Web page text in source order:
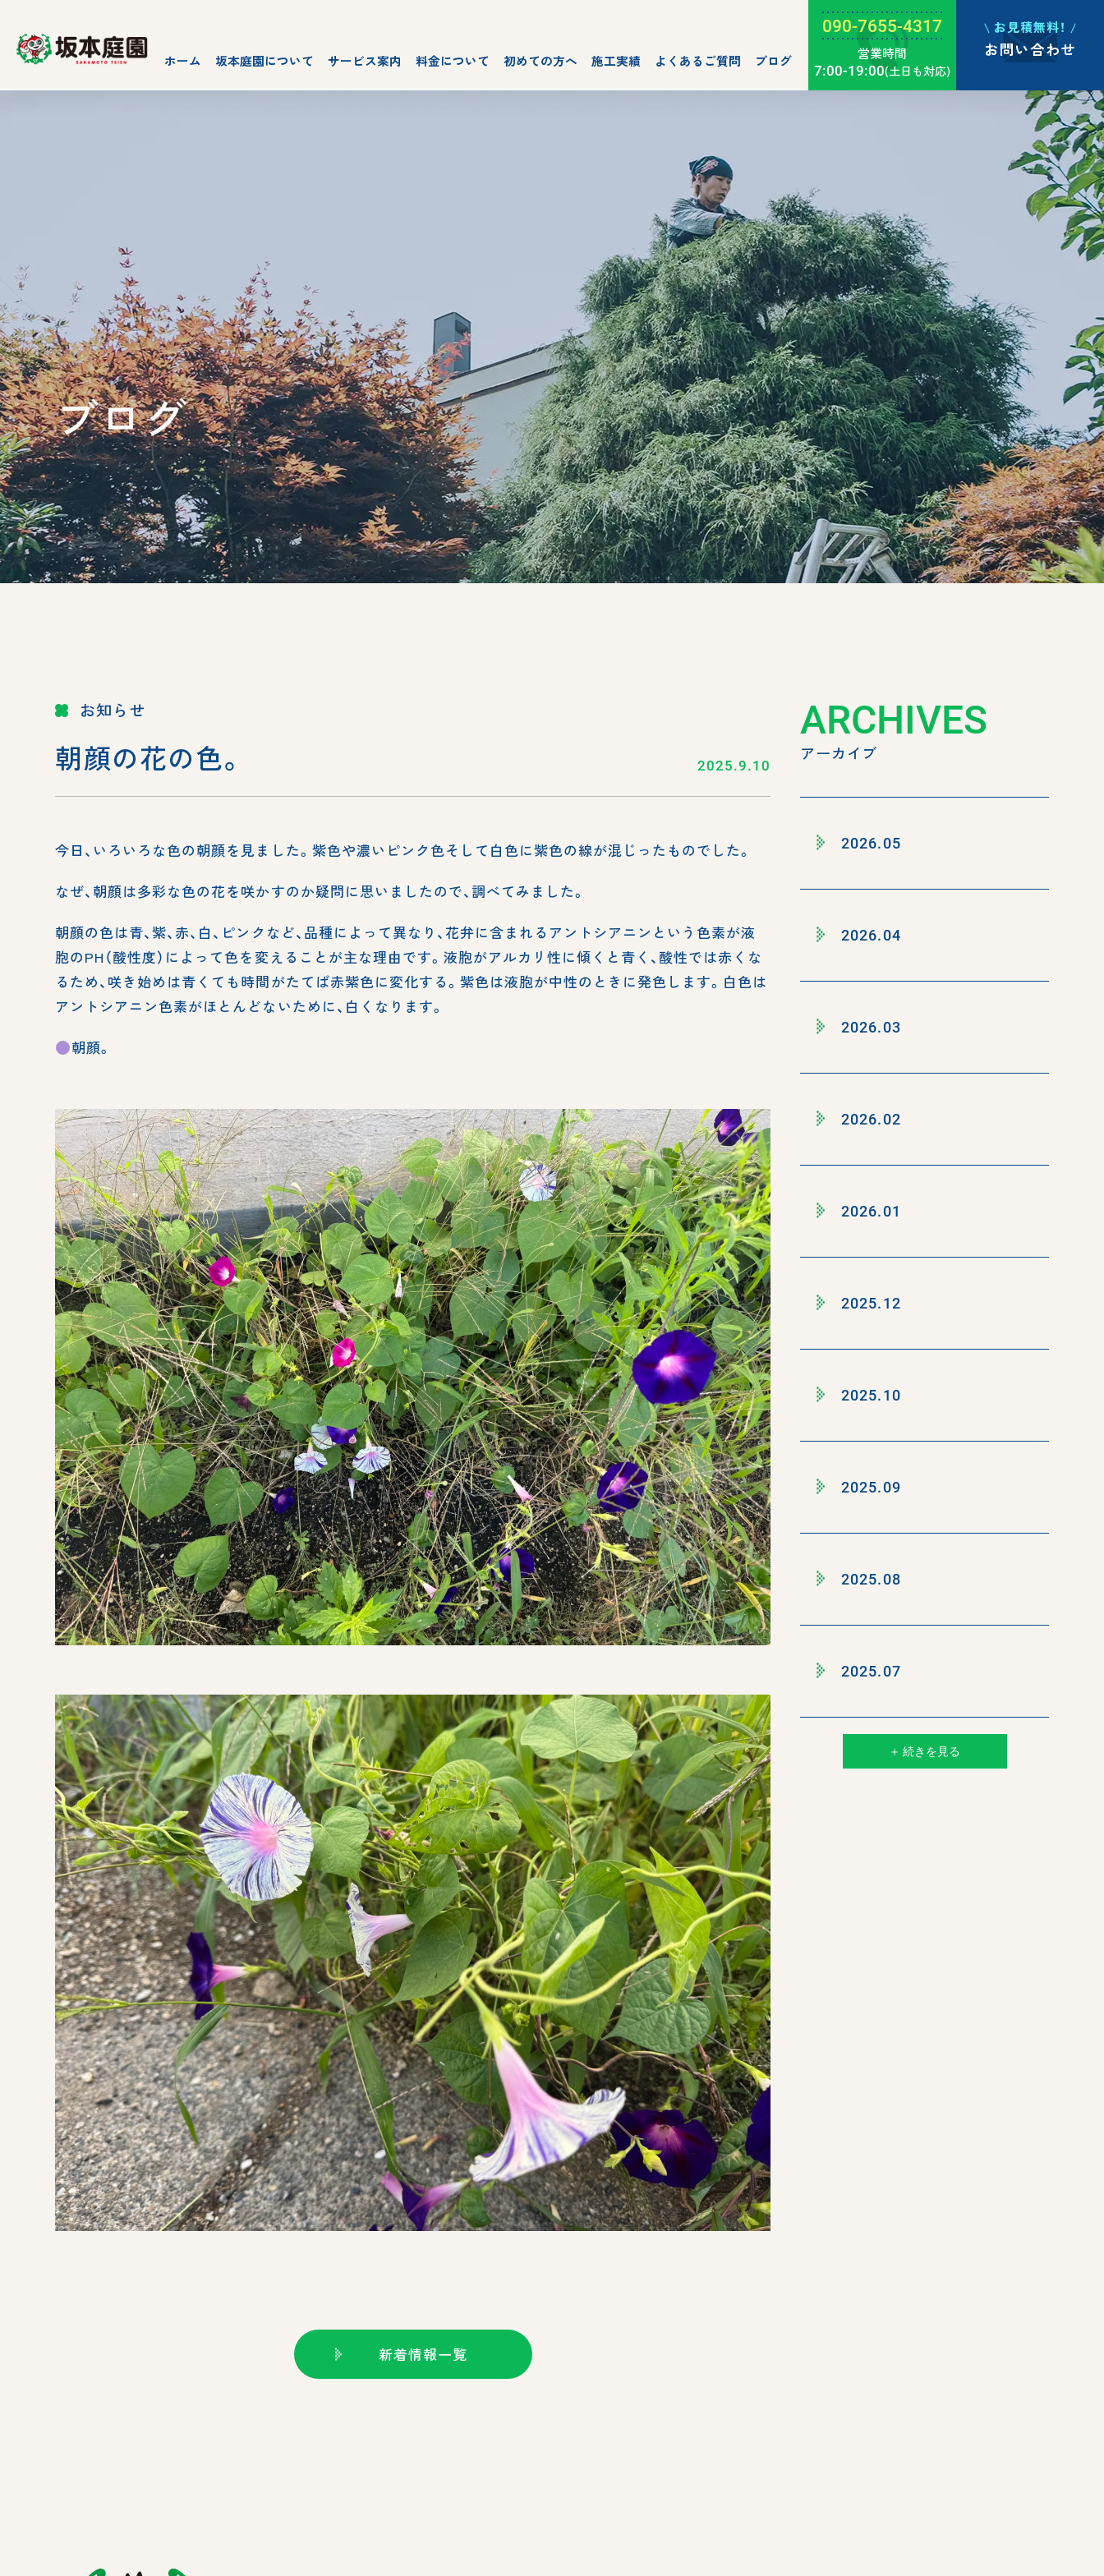
ホーム 坂本庭園について サービス案内 料金について 初めての方へ 施工実績 よくあるご質問 ブログ
090-7655-4317
営業時間
7:00-19:00(土日も対応)
お見積無料！
お問い合わせ
ブログ
お知らせ
2025.9.10
朝顔の花の色。
今日、いろいろな色の朝顔を見ました。紫色や濃いピンク色そして白色に紫色の線が混じったものでした。
なぜ、朝顔は多彩な色の花を咲かすのか疑問に思いましたので、調べてみました。
朝顔の色は青、紫、赤、白、ピンクなど、品種によって異なり、花弁に含まれるアントシアニンという色素が液
胞のPH（酸性度）によって色を変えることが主な理由です。液胞がアルカリ性に傾くと青く、酸性では赤くな
るため、咲き始めは青くても時間がたてば赤紫色に変化する。紫色は液胞が中性のときに発色します。白色は
アントシアニン色素がほとんどないために、白くなります。
朝顔。
新着情報一覧
ARCHIVES
アーカイブ
2026.05
2026.04
2026.03
2026.02
2026.01
2025.12
2025.10
2025.09
2025.08
2025.07
＋ 続きを見る